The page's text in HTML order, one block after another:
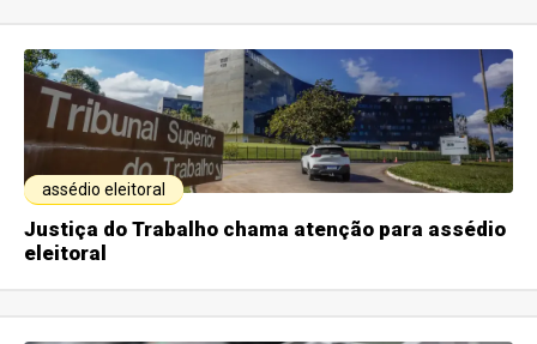
assédio eleitoral
Justiça do Trabalho chama atenção para assédio
eleitoral